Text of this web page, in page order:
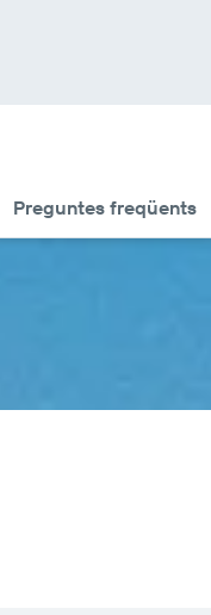
Preguntes freqüents